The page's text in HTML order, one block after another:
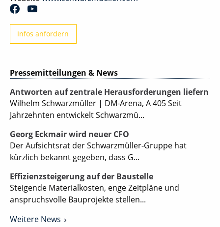
Infos anfordern
Pressemitteilungen & News
Antworten auf zentrale Herausforderungen liefern
Wilhelm Schwarzmüller | DM-Arena, A 405 Seit
Jahrzehnten entwickelt Schwarzmü...
Georg Eckmair wird neuer CFO
Der Aufsichtsrat der Schwarzmüller-Gruppe hat
kürzlich bekannt gegeben, dass G...
Effizienzsteigerung auf der Baustelle
Steigende Materialkosten, enge Zeitpläne und
anspruchsvolle Bauprojekte stellen...
Weitere News